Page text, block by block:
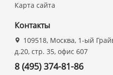
Карта сайта
Контакты
109518, Москва, 1-ый
д.20, стр. 35, офис 607
8 (495) 374-81-86